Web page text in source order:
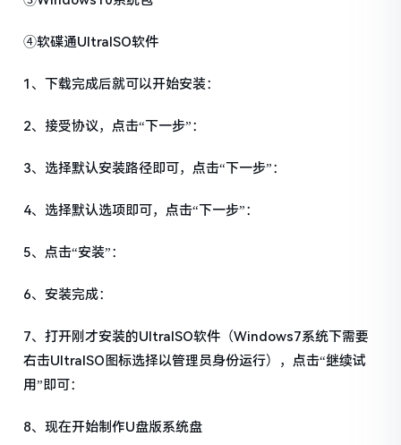
④软碟通UltraISO软件
1、下载完成后就可以开始安装：
2、接受协议，点击“下一步”：
3、选择默认安装路径即可，点击“下一步”：
4、选择默认选项即可，点击“下一步”：
5、点击“安装”：
6、安装完成：
7、打开刚才安装的UltraISO软件（Windows7系统下需要
右击UltraISO图标选择以管理员身份运行），点击“继续试
用”即可：
8、现在开始制作U盘版系统盘